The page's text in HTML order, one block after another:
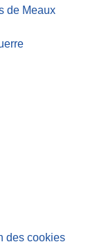
de Meaux
des cookies